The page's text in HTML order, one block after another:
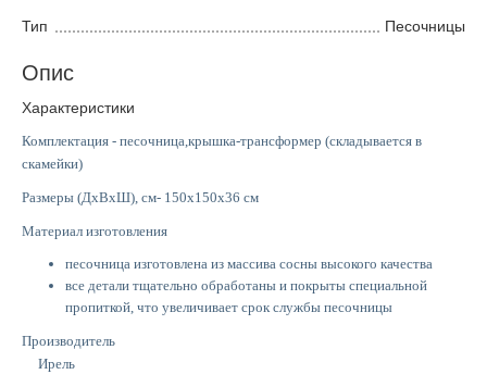
Тип Песочницы
Опис
Характеристики
Комплектация - песочница, крышка-трансформер (складывается в
скамейки)
Размеры (ДхВхШ), см- 150х150х36 см
Материал изготовления
песочница изготовлена из массива сосны высокого качества
все детали тщательно обработаны и покрыты специальной
пропиткой, что увеличивает срок службы песочницы
Производитель
Ирель